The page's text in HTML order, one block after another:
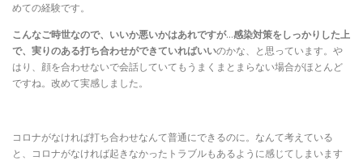
めての経験です。
こんなご時世なので、いいか悪いかはあれですが…感染対策をしっかりした上
で、実りのある打ち合わせができていればいいのかな、と思っています。や
はり、顔を合わせないで会話していてもうまくまとまらない場合がほとんど
ですね。改めて実感しました。
コロナがなければ打ち合わせなんて普通にできるのに。なんて考えている
と、コロナがなければ起きなかったトラブルもあるように感じてしまいます